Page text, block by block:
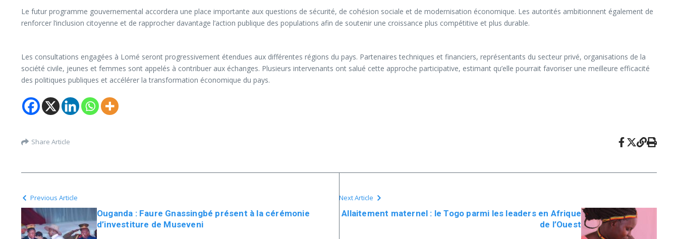
Le futur programme gouvernemental accordera une place importante aux questions de sécurité, de cohésion sociale et de modernisation économique. Les autorités ambitionnent également de
renforcer l’inclusion citoyenne et de rapprocher davantage l’action publique des populations afin de soutenir une croissance plus compétitive et plus durable.
Les consultations engagées à Lomé seront progressivement étendues aux différentes régions du pays. Partenaires techniques et financiers, représentants du secteur privé, organisations de la
société civile, jeunes et femmes sont appelés à contribuer aux échanges. Plusieurs intervenants ont salué cette approche participative, estimant qu’elle pourrait favoriser une meilleure efficacité
des politiques publiques et accélérer la transformation économique du pays.
Share Article
Previous Article
Ouganda : Faure Gnassingbé présent à la cérémonie
d’investiture de Museveni
Next Article
Allaitement maternel : le Togo parmi les leaders en Afrique
de l’Ouest